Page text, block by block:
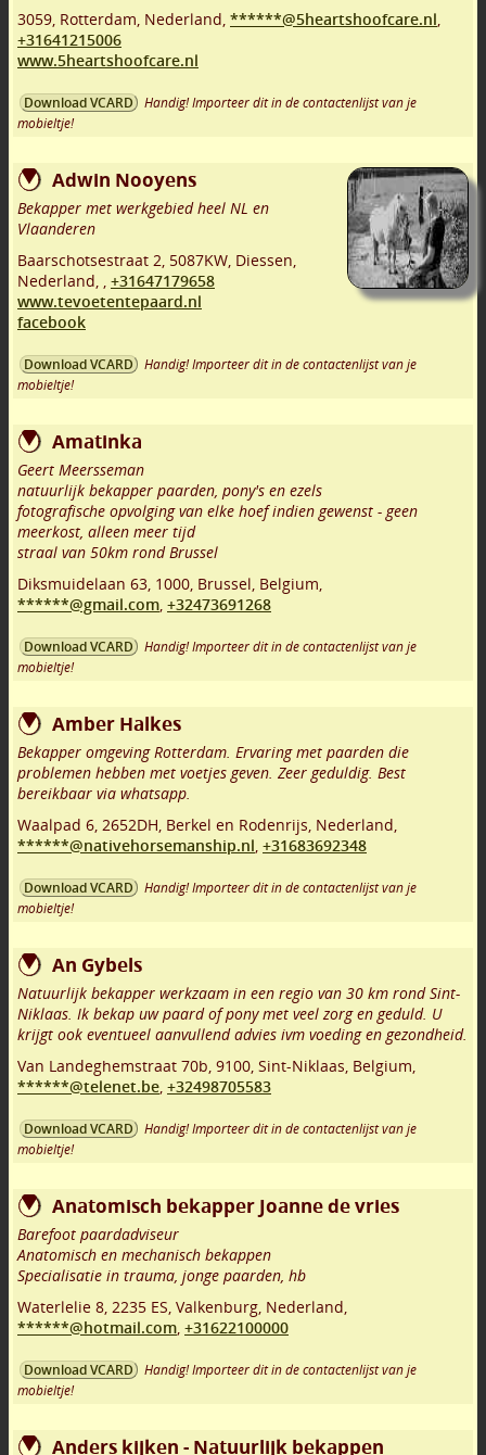
3059, Rotterdam, Nederland, ******@5heartshoofcare.nl,
+31641215006
www.5heartshoofcare.nl
Download VCARD
Handig! Importeer dit in de contactenlijst van je
mobieltje!
Adwin Nooyens
Bekapper met werkgebied heel NL en
Vlaanderen
Baarschotsestraat 2, 5087KW, Diessen,
Nederland, , +31647179658
www.tevoetentepaard.nl
facebook
Download VCARD
Handig! Importeer dit in de contactenlijst van je
mobieltje!
Amatinka
Geert Meersseman
natuurlijk bekapper paarden, pony's en ezels
fotografische opvolging van elke hoef indien gewenst - geen
meerkost, alleen meer tijd
straal van 50km rond Brussel
Diksmuidelaan 63, 1000, Brussel, Belgium,
******@gmail.com, +32473691268
Download VCARD
Handig! Importeer dit in de contactenlijst van je
mobieltje!
Amber Halkes
Bekapper omgeving Rotterdam. Ervaring met paarden die
problemen hebben met voetjes geven. Zeer geduldig. Best
bereikbaar via whatsapp.
Waalpad 6, 2652DH, Berkel en Rodenrijs, Nederland,
******@nativehorsemanship.nl, +31683692348
Download VCARD
Handig! Importeer dit in de contactenlijst van je
mobieltje!
An Gybels
Natuurlijk bekapper werkzaam in een regio van 30 km rond Sint-
Niklaas. Ik bekap uw paard of pony met veel zorg en geduld. U
krijgt ook eventueel aanvullend advies ivm voeding en gezondheid.
Van Landeghemstraat 70b, 9100, Sint-Niklaas, Belgium,
******@telenet.be, +32498705583
Download VCARD
Handig! Importeer dit in de contactenlijst van je
mobieltje!
Anatomisch bekapper Joanne de vries
Barefoot paardadviseur
Anatomisch en mechanisch bekappen
Specialisatie in trauma, jonge paarden, hb
Waterlelie 8, 2235 ES, Valkenburg, Nederland,
******@hotmail.com, +31622100000
Download VCARD
Handig! Importeer dit in de contactenlijst van je
mobieltje!
Anders kijken - Natuurlijk bekappen